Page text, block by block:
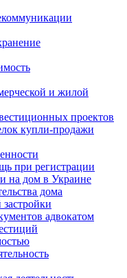
и жилой
проектов
купли-продажи
при регистрации
на дом в Украине
дома
адвокатом